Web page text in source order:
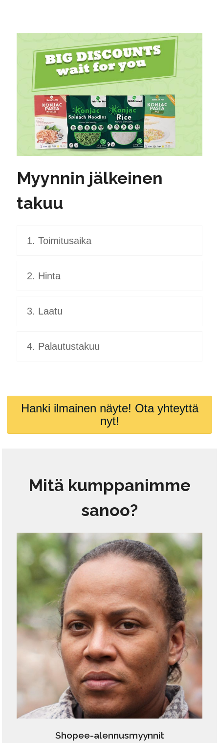
Myynnin jälkeinen
takuu
1. Toimitusaika
2. Hinta
3. Laatu
4. Palautustakuu
Hanki ilmainen näyte! Ota yhteyttä
nyt!
Mitä kumppanimme
sanoo?
Shopee-alennusmyynnit